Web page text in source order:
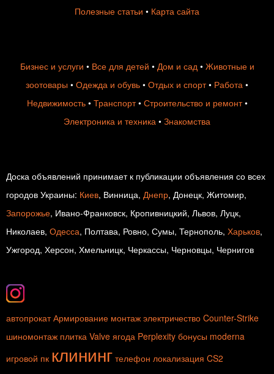
Полезные статьи • Карта сайта
Бизнес и услуги • Все для детей • Дом и сад• Животные и
зоотовары • Одежда и обувь • Отдых и спорт• Работа •
Недвижимость• Транспорт• Строительство и ремонт•
Электроника и техника • Знакомства
Доска объявлений принимает к публикации объявления со всех
городов Украины: Киев, Винница, Днепр, Донецк, Житомир,
Запорожье, Ивано-Франковск, Кропивницкий, Львов, Луцк,
Николаев, Одесса, Полтава, Ровно, Сумы, Тернополь, Харьков,
Ужгород, Херсон, Хмельницк, Черкассы, Черновцы, Чернигов
автопрокат Армирование монтаж электричество Counter-Strike
шиномонтаж плитка Valve ягода Perplexity бонусы moderna
игровой пк клининг телефон локализация CS2